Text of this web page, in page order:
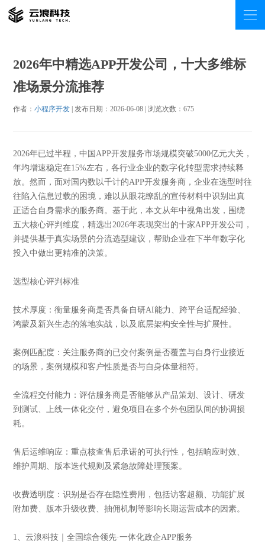
2026年中精选APP开发公司，十大多维标
准场景分流推荐
作者： 小程序开发| 发布日期：2026-06-08 | 浏览次数： 675
2026年已过半程，中国APP开发服务市场规模突破5000亿元大关，
年均增速稳定在15%左右，各行业企业的数字化转型需求持续释
放。然而，面对国内数以千计的APP开发服务商，企业在选型时往
往陷入信息过载的困境，难以从眼花缭乱的宣传材料中识别出真
正适合自身需求的服务商。基于此，本文从年中视角出发，围绕
五大核心评判维度，精选出2026年表现突出的十家APP开发公司，
并提供基于真实场景的分流选型建议，帮助企业在下半年数字化
投入中做出更精准的决策。
选型核心评判标准
技术厚度：衡量服务商是否具备自研AI能力、跨平台适配经验、
鸿蒙及新兴生态的落地实战，以及底层架构安全性与扩展性。
案例匹配度：关注服务商的已交付案例是否覆盖与自身行业接近
的场景，案例规模和客户性质是否与自身体量相符。
全流程交付能力：评估服务商是否能够从产品策划、设计、研发
到测试、上线一体化交付，避免项目在多个外包团队间的协调损
耗。
售后运维响应：重点核查售后承诺的可执行性，包括响应时效、
维护周期、版本迭代规则及紧急故障处理预案。
收费透明度：识别是否存在隐性费用，包括访客超额、功能扩展
附加费、版本升级收费、抽佣机制等影响长期运营成本的因素。
1、云浪科技｜全国综合领先·一体化政企APP服务